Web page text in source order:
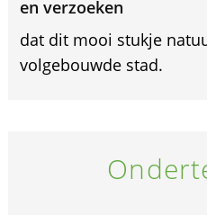
en verzoeken
dat dit mooi stukje
volgebouwde stad.